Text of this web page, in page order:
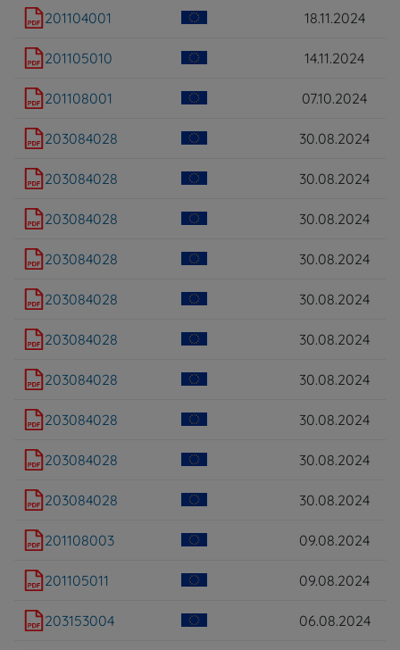
201104001 18.11.2024
201105010 14.11.2024
201108001 07.10.2024
203084028 30.08.2024
203084028 30.08.2024
203084028 30.08.2024
203084028 30.08.2024
203084028 30.08.2024
203084028 30.08.2024
203084028 30.08.2024
203084028 30.08.2024
203084028 30.08.2024
203084028 30.08.2024
201108003 09.08.2024
201105011 09.08.2024
203153004 06.08.2024